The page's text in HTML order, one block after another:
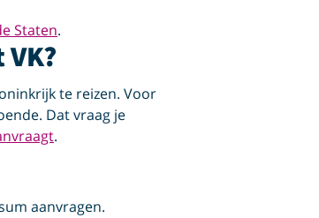
Staten.
te reizen. Voor
Dat vraag je
.
aanvragen.